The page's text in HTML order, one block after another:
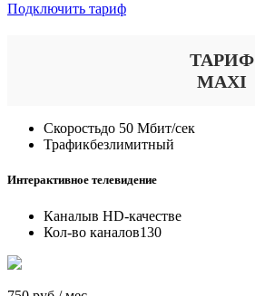
Подключить тариф
ТАРИФ
MAXI
Скоростьдо 50 Мбит/сек
Трафикбезлимитный
Интерактивное телевидение
Каналыв HD-качестве
Кол-во каналов130